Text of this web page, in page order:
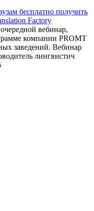
бесплатно получить
Factory
вебинар,
компании PROMT
заведений. Вебинар
лингвистич